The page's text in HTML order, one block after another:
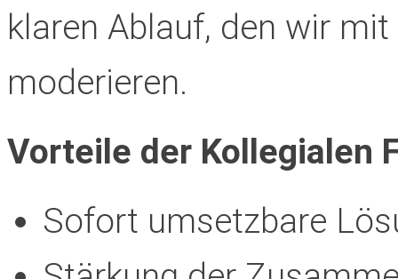
klaren Ablauf, den wir
moderieren.
Vorteile der Kollegialen
Sofort umsetzbare